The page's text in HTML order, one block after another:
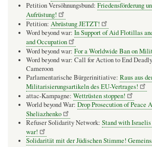
Petition Versöhnungsbund: Friedensförderung
Aufrüstung!
Petition: Abrüstung JETZT!
Word beyond war: In Support of Aid Flotillas
and Occupation
Word beyond war: For a Worldwide Ban on
Word beyond war: Call for Action to End
Cameroon
Parlamentarische Bürgerinitiative: Raus aus
Militarisierungsartikeln des EU-Vertrages!
attac-Kampagne: Wettrüsten stoppen!
World beyond War: Drop Prosecution of Peace
Sheliazhenko
Refuser Solidarity Network: Stand with
war!
Solidarität mit der Jüdischen Stimme!